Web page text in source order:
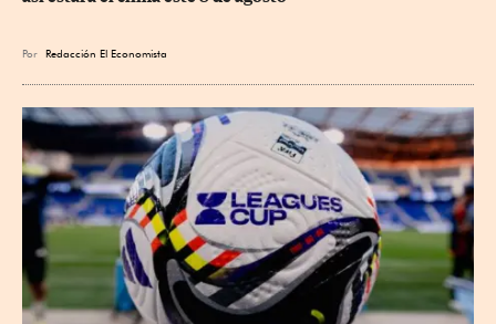
Por Redacción El Economista